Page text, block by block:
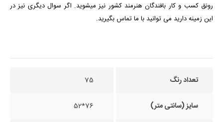
رونق کسب و کار بافندگان هنرمند کشور نیز میشوید. اگر سوال دیگری نیز در
این زمینه دارید می توانید با ما تماس بگیرید.
تعداد رنگ 75
سایز (سانتی متر) 76*52